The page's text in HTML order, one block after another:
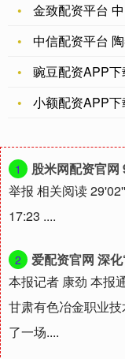
金致配资平台 中
中信配资平台 陶冬
豌豆配资APP下载
小额配资APP下
1
股米网配资官网
举报 相关阅读
17:23 ....
2
爱配资官网 深化“产
本报记者 康劲 本报
甘肃有色冶金职业
了一场....